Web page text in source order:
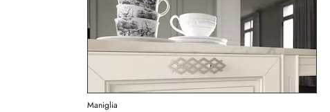
Maniglia